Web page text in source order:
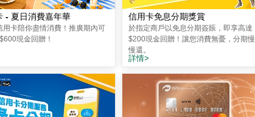
- 夏日消費嘉年華
用卡陪你盡情消費！推廣期內可
現金回贈！
信用卡免息分期獎賞
於指定商戶以免息分期簽賬，即享高達
$200現金回贈！讓您消費無憂，分期慢
慢還。
詳情>